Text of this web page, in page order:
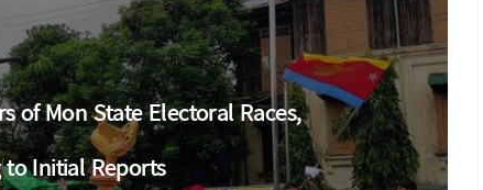
of Mon State Electoral Races,
Initial Reports